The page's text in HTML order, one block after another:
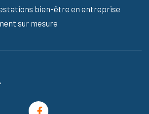
bien-être en entreprise
sur mesure